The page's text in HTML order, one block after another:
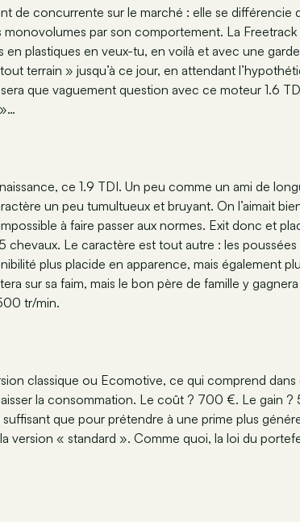
de concurrente sur le marché : elle se différencie
monovolumes par son comportement. La
en plastiques en veux-tu, en voilà et avec une
terrain » jusqu’à ce jour, en attendant
que vaguement question avec ce moteur 1.6
ce 1.9 TDI. Un peu comme un ami de
un peu tumultueux et bruyant. On l’aimait
à faire passer aux normes. Exit donc et
chevaux. Le caractère est tout autre : les
plus placide en apparence, mais également
sur sa faim, mais le bon père de famille y
tr/min.
classique ou Ecomotive, ce qui comprend
la consommation. Le coût ? 700 €. Le gain ?
suffisant que pour prétendre à une prime plus
version « standard ». Comme quoi, la loi du